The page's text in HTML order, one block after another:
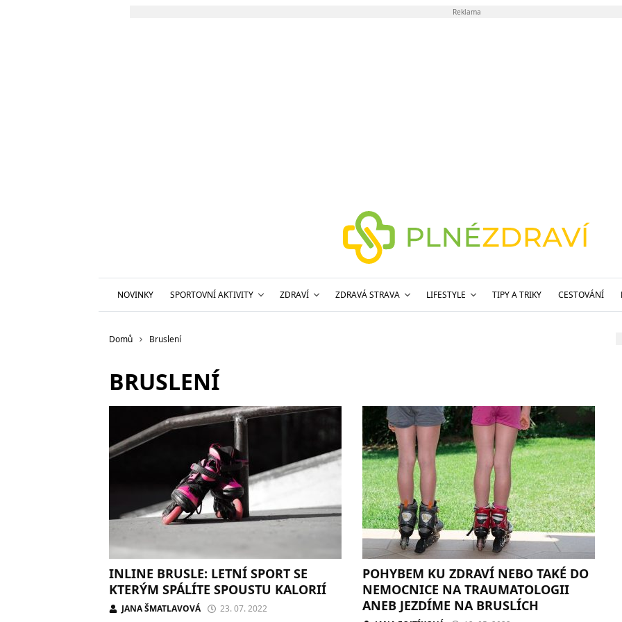
Reklama
NOVINKY SPORTOVNÍ AKTIVITY ZDRAVÍ ZDRAVÁ STRAVA LIFESTYLE TIPY A TRIKY CESTOVÁNÍ
Domů Bruslení
BRUSLENÍ
INLINE BRUSLE: LETNÍ SPORT SE
KTERÝM SPÁLÍTE SPOUSTU KALORIÍ
JANA ŠMATLAVOVÁ 23. 07. 2022
POHYBEM KU ZDRAVÍ NEBO TAKÉ DO
NEMOCNICE NA TRAUMATOLOGII
ANEB JEZDÍME NA BRUSLÍCH